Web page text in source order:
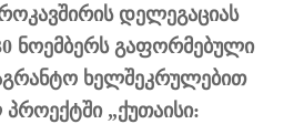
დელეგაციას
ნოემბერს გაფორმებული
ხელშეკრულებით
„ქუთაისი: